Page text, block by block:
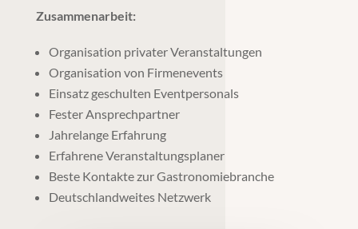
Zusammenarbeit:
Organisation privater Veranstaltungen
Organisation von Firmenevents
Einsatz geschulten Eventpersonals
Fester Ansprechpartner
Jahrelange Erfahrung
Erfahrene Veranstaltungsplaner
Beste Kontakte zur Gastronomiebranche
Deutschlandweites Netzwerk